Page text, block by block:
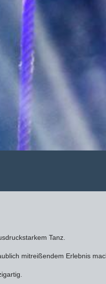
Tanz.
mitreißendem Erlebnis